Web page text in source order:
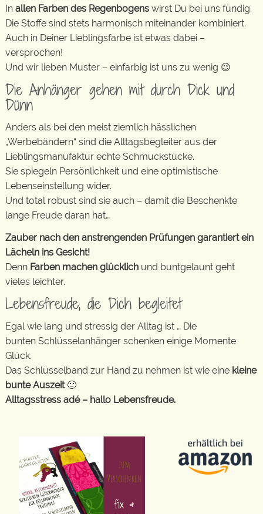
In allen Farben des Regenbogens wirst Du bei uns fündig.
Die Stoffe sind stets harmonisch miteinander kombiniert.
Auch in Deiner Lieblingsfarbe ist etwas dabei –
versprochen!
Und wir lieben Muster – einfarbig ist uns zu wenig 😉
Die Anhänger gehen mit durch Dick und
Dünn
Anders als bei den meist ziemlich hässlichen
„Werbebändern“ sind die Alltagsbegleiter aus der
Lieblingsmanufaktur echte Schmuckstücke.
Sie spiegeln Persönlichkeit und eine optimistische
Lebenseinstellung wider.
Und total robust sind sie auch – damit die Beschenkte
lange Freude daran hat…
Zauber nach den anstrengenden Prüfungen garantiert ein
Lächeln ins Gesicht!
Denn Farben machen glücklich und buntgelaunt geht
vieles leichter.
Lebensfreude, die Dich begleitet
Egal wie lang und stressig der Alltag ist … Die
bunten Schlüsselanhänger schenken einige Momente
Glück.
Das Schlüsselband zur Hand zu nehmen ist wie eine kleine
bunte Auszeit🙂
Alltagsstress adé – hallo Lebensfreude.